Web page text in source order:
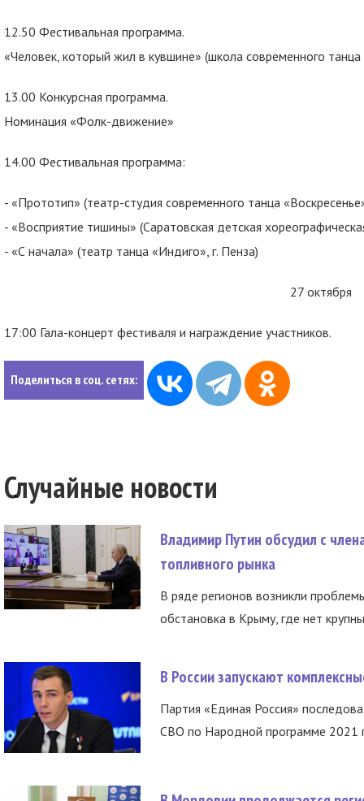
12.50 Фестивальная программа.
«Человек, который жил в кувшине» (школа современного танца
13.00 Конкурсная программа.
Номинация «Фолк-движение»
14.00 Фестивальная программа:
- «Прототип» (театр-студия современного танца
- «Восприятие тишины» (Саратовская детская
- «С начала» (театр танца «Индиго», г. Пенза)
27 октября
17:00 Гала-концерт фестиваля и награждение участников.
Поделиться в соц. сетях:
Случайные новости
Владимир Путин обсудил с
топливного рынка
В ряде регионов возникли
обстановка в Крыму, где нет
В России запускают
Партия «Единая Россия»
СВО по Народной программе 2021